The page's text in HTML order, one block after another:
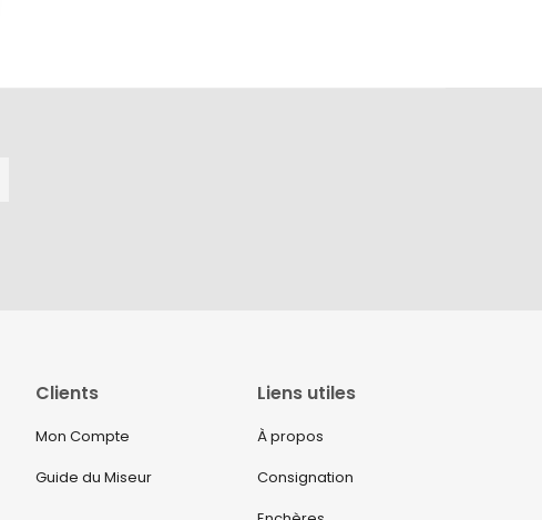
Clients
Mon Compte
Guide du Miseur
Liens utiles
À propos
Consignation